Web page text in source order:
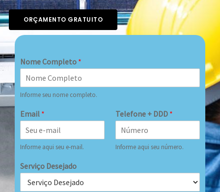
ORÇAMENTO GRATUITO
Nome Completo *
Informe seu nome completo.
Email *
Informe aqui seu e-mail.
Telefone + DDD *
Informe aqui seu número.
Serviço Desejado